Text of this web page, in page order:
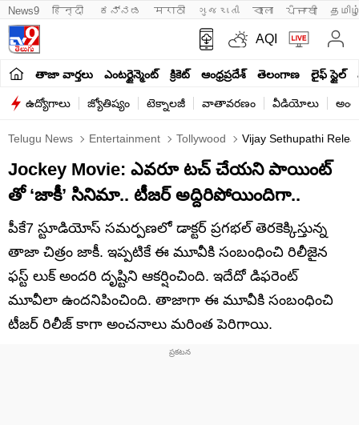
News9 हिन्दी ಕನ್ನಡ मराठी ગુજરાતી বাংলা ਪੰਜਾਬੀ
AQI
తాజా వార్తలు ఎంటర్టైన్మెంట్ క్రికెట్ ఆంధ్రప్రదేశ్ తెలంగాణ లైఫ్ స్టైల్
ఉద్యోగాలు జ్యోతిష్యం టెక్నాలజీ వాతావరణం వీడియోలు
Telugu News Entertainment Tollywood Vijay Sethupathi
Jockey Movie: ఎవరూ టచ్ చేయని పాయింట్
తో ‘జాకీ’ సినిమా.. టీజర్ అద్దిరిపోయిందిగా..
పీకే7 స్టూడియోస్ సమర్పణలో డాక్టర్ ప్రగభల్ తెరకెక్కిస్తున్న
తాజా చిత్రం జాకీ. ఇప్పటికే ఈ మూవీకి సంబంధించి రిలీజైన
ఫస్ట్ లుక్ అందరి దృష్టిని ఆకర్షించింది. ఇదేదో డిఫరెంట్
మూవీలా ఉందనిపించింది. తాజాగా ఈ మూవీకి సంబంధించి
టీజర్ రిలీజ్ కాగా అంచనాలు మరింత పెరిగాయి.